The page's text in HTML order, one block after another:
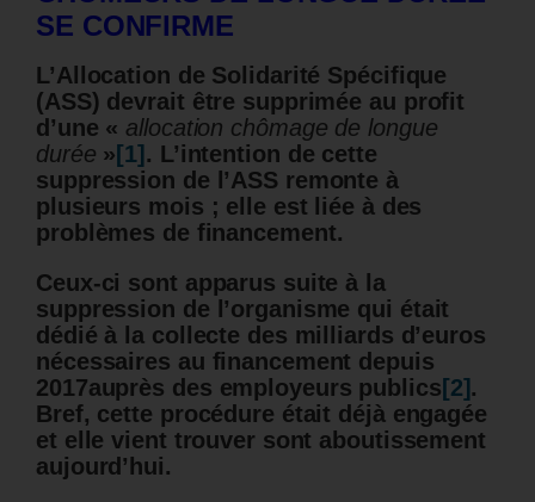
SE CONFIRME
L’Allocation de Solidarité Spécifique
(ASS) devrait être supprimée au profit
d’une « allocation chômage de longue
durée » [1] . L’intention de cette
suppression de l’ASS remonte à
plusieurs mois ; elle est liée à des
problèmes de financement.
Ceux-ci sont apparus suite à la
suppression de l’organisme qui était
dédié à la collecte des milliards d’euros
nécessaires au financement depuis
2017auprès des employeurs publics [2].
Bref, cette procédure était déjà engagée
et elle vient trouver sont aboutissement
aujourd’hui.